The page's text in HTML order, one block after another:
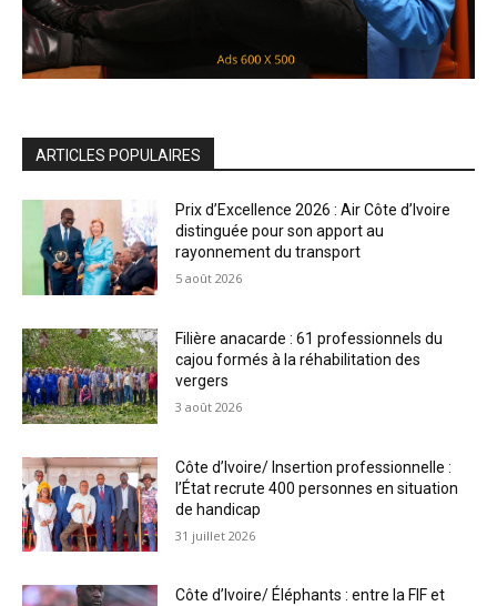
ARTICLES POPULAIRES
Prix d’Excellence 2026 : Air Côte d’Ivoire
distinguée pour son apport au
rayonnement du transport
5 août 2026
Filière anacarde : 61 professionnels du
cajou formés à la réhabilitation des
vergers
3 août 2026
Côte d’Ivoire/ Insertion professionnelle :
l’État recrute 400 personnes en situation
de handicap
31 juillet 2026
Côte d’Ivoire/ Éléphants : entre la FIF et